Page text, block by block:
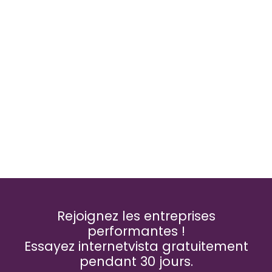
Rejoignez les entreprises
performantes !
Essayez internetvista gratuitement
pendant 30 jours.